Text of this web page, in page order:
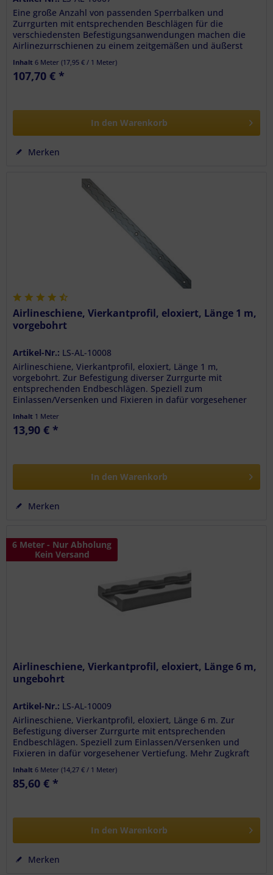
Eine große Anzahl von passenden Sperrbalken und
Zurrgurten mit entsprechenden Beschlägen für die
verschiedensten Befestigungsanwendungen machen die
Airlinezurrschienen zu einem zeitgemäßen und äußerst
Inhalt6 Meter(17,95 € / 1 Meter)
107,70 € *
In den Warenkorb
Merken
Airlineschiene, Vierkantprofil, eloxiert, Länge 1 m,
vorgebohrt
Artikel-Nr.: LS-AL-10008
Airlineschiene, Vierkantprofil, eloxiert, Länge 1 m,
vorgebohrt. Zur Befestigung diverser Zurrgurte mit
entsprechenden Endbeschlägen. Speziell zum
Einlassen/Versenken und Fixieren in dafür vorgesehener
Inhalt 1 Meter
13,90 € *
In den Warenkorb
Merken
6 Meter - Nur Abholung
Kein Versand
Airlineschiene, Vierkantprofil, eloxiert, Länge 6 m,
ungebohrt
Artikel-Nr.: LS-AL-10009
Airlineschiene, Vierkantprofil, eloxiert, Länge 6 m. Zur
Befestigung diverser Zurrgurte mit entsprechenden
Endbeschlägen. Speziell zum Einlassen/Versenken und
Fixieren in dafür vorgesehener Vertiefung. Mehr Zugkraft
Inhalt6 Meter(14,27 € / 1 Meter)
85,60 € *
In den Warenkorb
Merken